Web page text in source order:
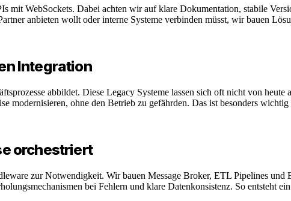
WebSockets. Dabei achten wir auf klare Dokumentation, stabile
anbieten wollt oder interne Systeme verbinden müsst, wir bauen
Integration
abbildet. Diese Legacy Systeme lassen sich oft nicht von
modernisieren, ohne den Betrieb zu gefährden. Das ist besonders
orchestriert
zur Notwendigkeit. Wir bauen Message Broker, ETL Pipelines
bei Fehlern und klare Datenkonsistenz. So entsteht